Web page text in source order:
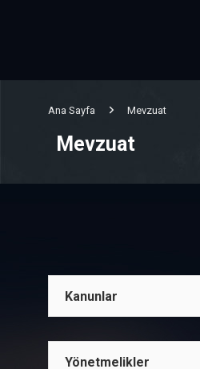
Ana Sayfa Mevzuat
Mevzuat
Kanunlar
Yönetmelikler